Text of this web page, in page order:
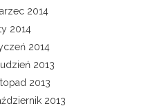
2014
2014
2014
2013
2013
2013